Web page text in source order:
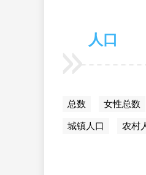
人口
总数 女性总数
城镇人口 农村